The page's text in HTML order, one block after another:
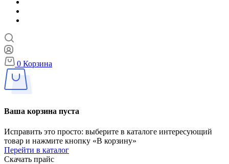
0 Корзина
Ваша корзина пуста
Исправить это просто: выберите в каталоге интересующий
товар и нажмите кнопку «В корзину»
Перейти в каталог
Скачать прайс